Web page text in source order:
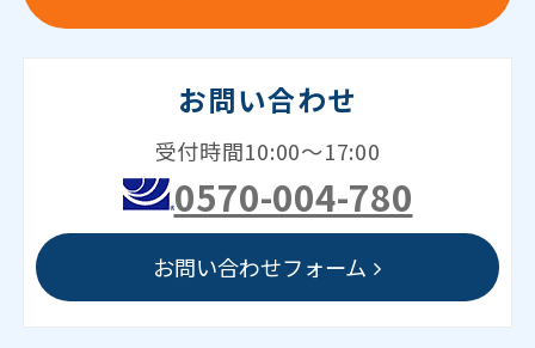
お問い合わせ
受付時間10:00～17:00
0570-004-780
お問い合わせフォーム